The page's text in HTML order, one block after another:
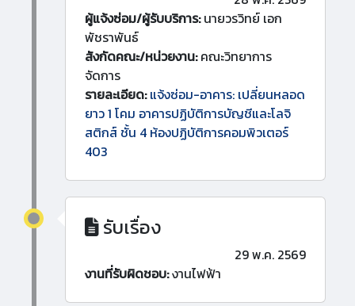
ผู้แจ้งซ่อม/ผู้รับบริการ:นายวรวิทย์ เอก
พัชราพันธ์
สังกัดคณะ/หน่วยงาน:คณะวิทยาการ
จัดการ
รายละเอียด: แจ้งซ่อม-อาคาร: เปลี่ยนหลอด
ยาว 1 โคม อาคารปฏิบัติการบัญชีและโลจิ
สติกส์ ชั้น 4 ห้องปฏิบัติการคอมพิวเตอร์
403
รับเรื่อง
29 พ.ค. 2569
งานที่รับผิดชอบ:งานไฟฟ้า